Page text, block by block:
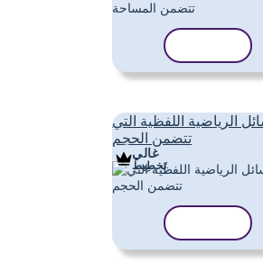
الرياضية اللفظية التي
تتضمن الحجم
غالي
تَخطِيط